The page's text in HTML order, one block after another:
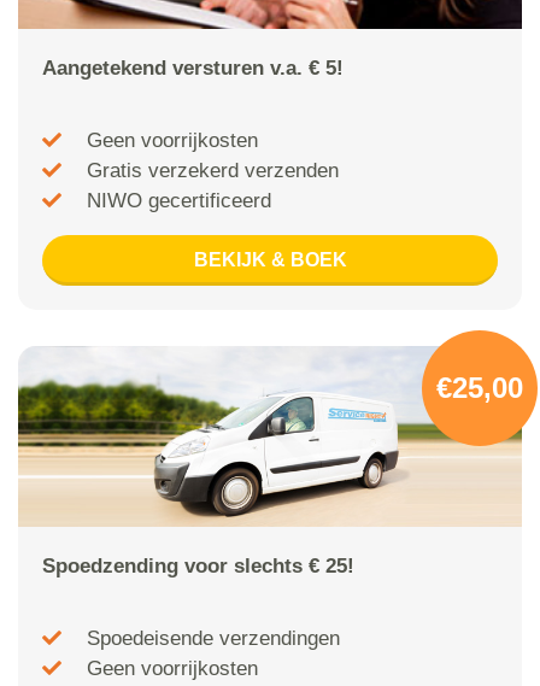
Aangetekend versturen v.a. € 5!
Geen voorrijkosten
Gratis verzekerd verzenden
NIWO gecertificeerd
BEKIJK & BOEK
€25,00
Spoedzending voor slechts € 25!
Spoedeisende verzendingen
Geen voorrijkosten